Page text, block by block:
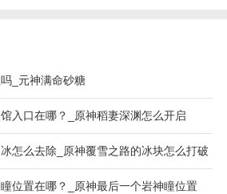
_元神满命砂糖
入口在哪？_原神稻妻深渊怎么开启
怎么去除_原神覆雪之路的冰块怎么打破
位置在哪？_原神最后一个岩神瞳位置